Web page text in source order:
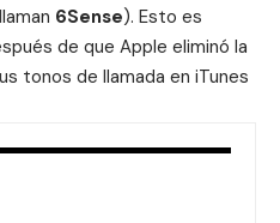
6Sense). Esto es
de que Apple eliminó la
tonos de llamada en iTunes